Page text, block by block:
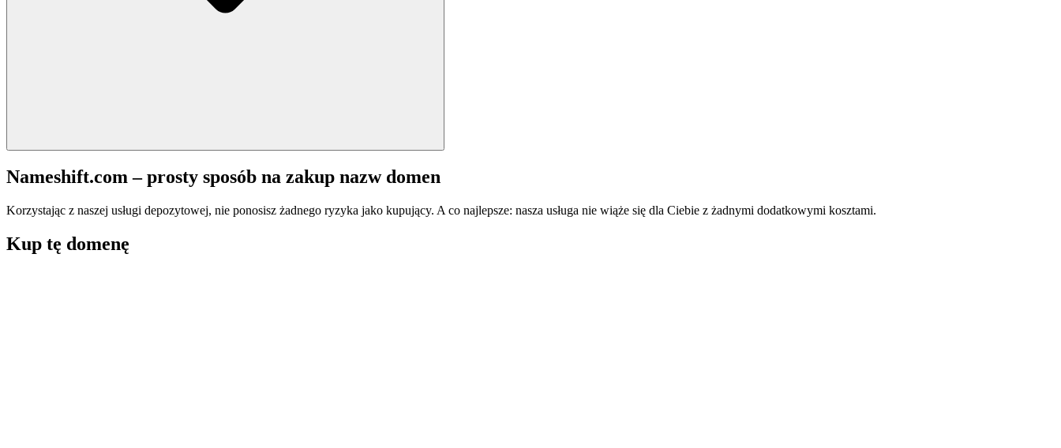
Nameshift.com – prosty sposób na zakup nazw domen
Korzystając z naszej usługi depozytowej, nie ponosisz żadnego ryzyka jako kupujący. A co najlepsze: nasza usługa nie wiąże się dla Ciebie z żadnymi dodatkowymi kosztami.
Kup tę domenę